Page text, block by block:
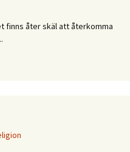
finns åter skäl att återkomma